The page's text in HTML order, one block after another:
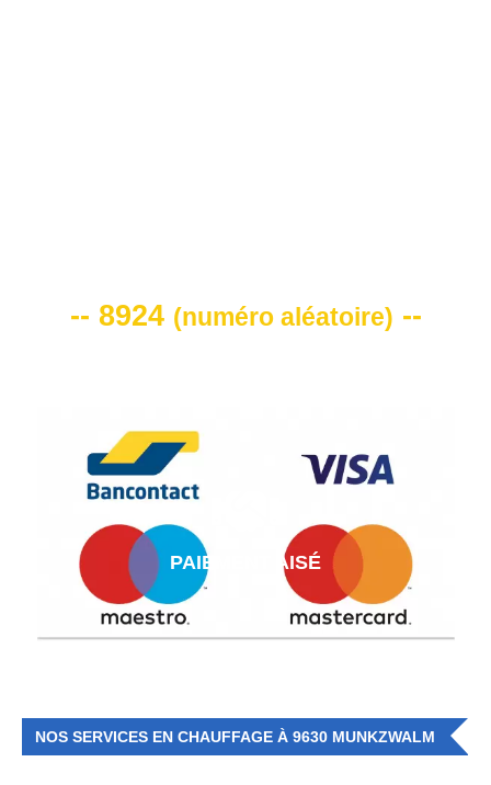
-- 8924 (numéro aléatoire) --
PAIEMENT AISÉ
NOS SERVICES EN CHAUFFAGE À 9630 MUNKZWALM